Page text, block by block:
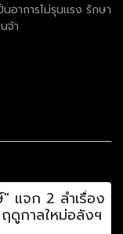
อาการไม่รุนแรง รักษา
จ้า
แจก 2 ลำเรื่อง
ดูกาลใหม่อลังฯ